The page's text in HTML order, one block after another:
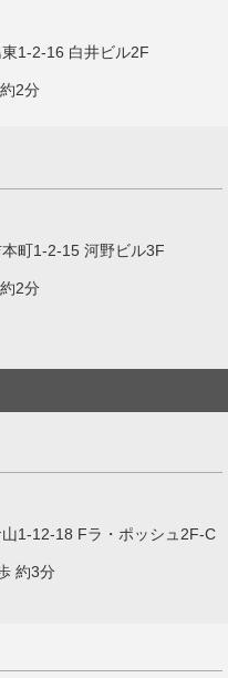
1-2-16 白井ビル2F
2分
町1-2-15 河野ビル3F
2分
1-12-18 Fラ・ポッシュ2F-C
約3分